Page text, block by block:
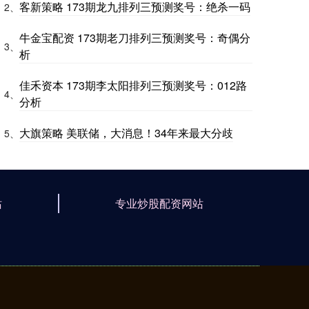
2、 客新策略 173期龙九排列三预测奖号：绝杀一码
3、
牛金宝配资 173期老刀排列三预测奖号：奇偶分
析
4、
佳禾资本 173期李太阳排列三预测奖号：012路
分析
5、 大旗策略 美联储，大消息！34年来最大分歧
专业炒股配资网站